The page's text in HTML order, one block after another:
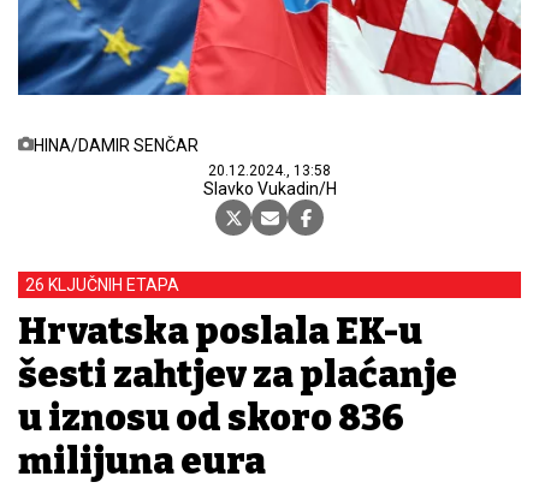
HINA/DAMIR SENČAR
20.12.2024., 13:58
Slavko Vukadin/H
26 KLJUČNIH ETAPA
Hrvatska poslala EK-u
šesti zahtjev za plaćanje
u iznosu od skoro 836
milijuna eura